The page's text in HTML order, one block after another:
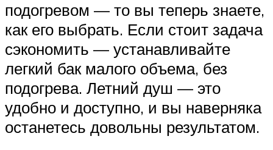
подогревом — то вы теперь знаете,
как его выбрать. Если стоит задача
сэкономить — устанавливайте
легкий бак малого объема, без
подогрева. Летний душ — это
удобно и доступно, и вы наверняка
останетесь довольны результатом.